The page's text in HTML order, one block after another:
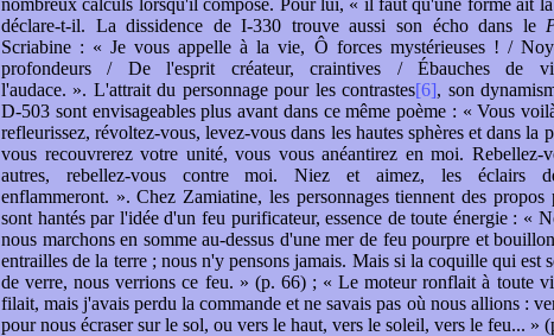
nombreux calculs lorsqu'il compose. Pour lui, « il faut qu'une forme ait
déclare-t-il. La dissidence de I-330 trouve aussi son écho dans le
Scriabine : « Je vous appelle à la vie, Ô forces mystérieuses ! /
profondeurs / De l'esprit créateur, craintives / Ébauches de
l'audace. ». L'attrait du personnage pour les contrastes[6], son
D-503 sont envisageables plus avant dans ce même poème : « Vous
refleurissez, révoltez-vous, levez-vous dans les hautes sphères et dans la
vous recouvrerez votre unité, vous vous anéantirez en moi. Rebellez-
autres, rebellez-vous contre moi. Niez et aimez, les éclairs
enflammeront. ». Chez Zamiatine, les personnages tiennent des propos
sont hantés par l'idée d'un feu purificateur, essence de toute énergie : «
nous marchons en somme au-dessus d'une mer de feu pourpre et
entrailles de la terre ; nous n'y pensons jamais. Mais si la coquille qui est
de verre, nous verrions ce feu. » (p. 66) ; « Le moteur ronflait à toute
filait, mais j'avais perdu la commande et ne savais pas où nous allions :
pour nous écraser sur le sol, ou vers le haut, vers le soleil, vers le feu... »